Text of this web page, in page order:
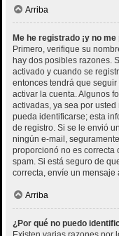
Arriba
Me he registrado ¡y no
Primero, verifique su
hay dos posibles razones.
activado y cuando se
entonces tendrá que
activar la cuenta. Algunos
activadas, ya sea por
pueda identificarse; esta
de registro. Si se le envió
ningún e-mail,
proporcionó no es correcta
spam. Si está seguro de
correcta, envíe un mensaje
Arriba
¿Por qué no puedo